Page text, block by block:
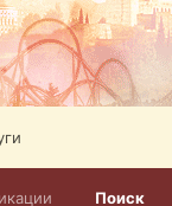
Поиск